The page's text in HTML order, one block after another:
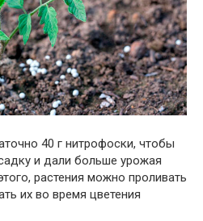
40 г нитрофоски, чтобы
и дали больше урожая
растения можно проливать
их во время цветения